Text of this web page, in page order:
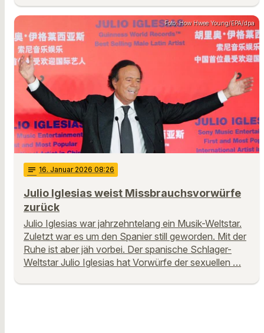
Foto: How Hwee Young/EPA/dpa
notes 16. Januar 2026 08:26
Julio Iglesias weist Missbrauchsvorwürfe
zurück
Julio Iglesias war jahrzehntelang ein Musik-Weltstar.
Zuletzt war es um den Spanier still geworden. Mit der
Ruhe ist aber jäh vorbei. Der spanische Schlager-
Weltstar Julio Iglesias hat Vorwürfe der sexuellen …